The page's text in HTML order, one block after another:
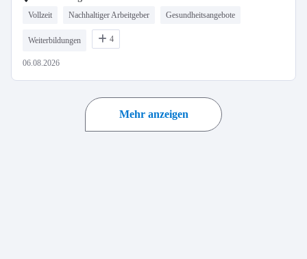
Vollzeit Nachhaltiger Arbeitgeber Gesundheitsangebote
Weiterbildungen 4
06.08.2026
Mehr anzeigen